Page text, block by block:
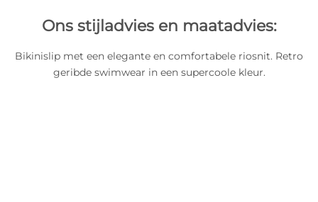
Ons stijladvies en maatadvies:
Bikinislip met een elegante en comfortabele riosnit. Retro
geribde swimwear in een supercoole kleur.